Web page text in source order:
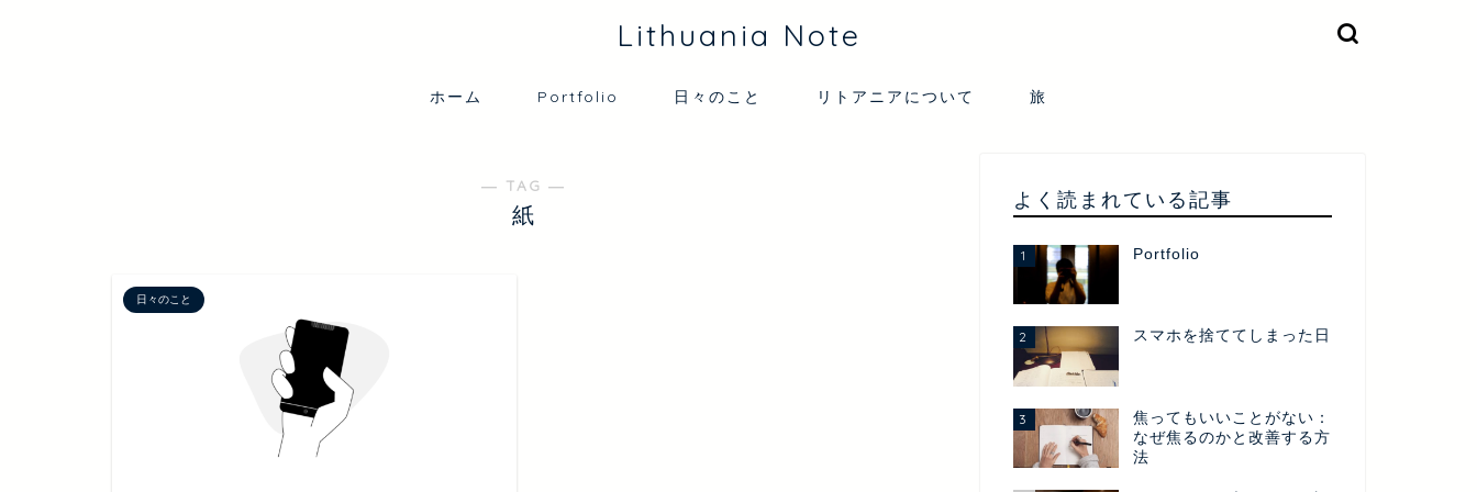
Lithuania Note
ホーム Portfolio 日々のこと リトアニアについて 旅
― TAG ―
紙
日々のこと
よく読まれている記事
1 Portfolio
2 スマホを捨ててしまった日
3
焦ってもいいことがない：
なぜ焦るのかと改善する方
法